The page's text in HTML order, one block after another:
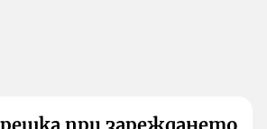
при зареждането